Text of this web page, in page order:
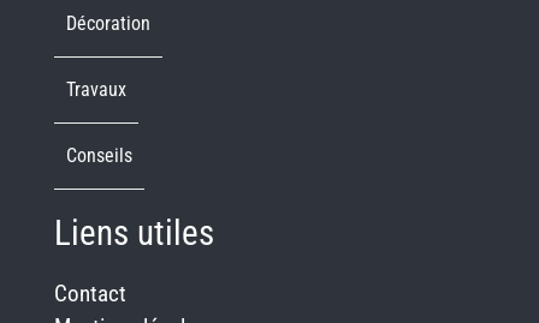
Décoration
Travaux
Conseils
Liens utiles
Contact